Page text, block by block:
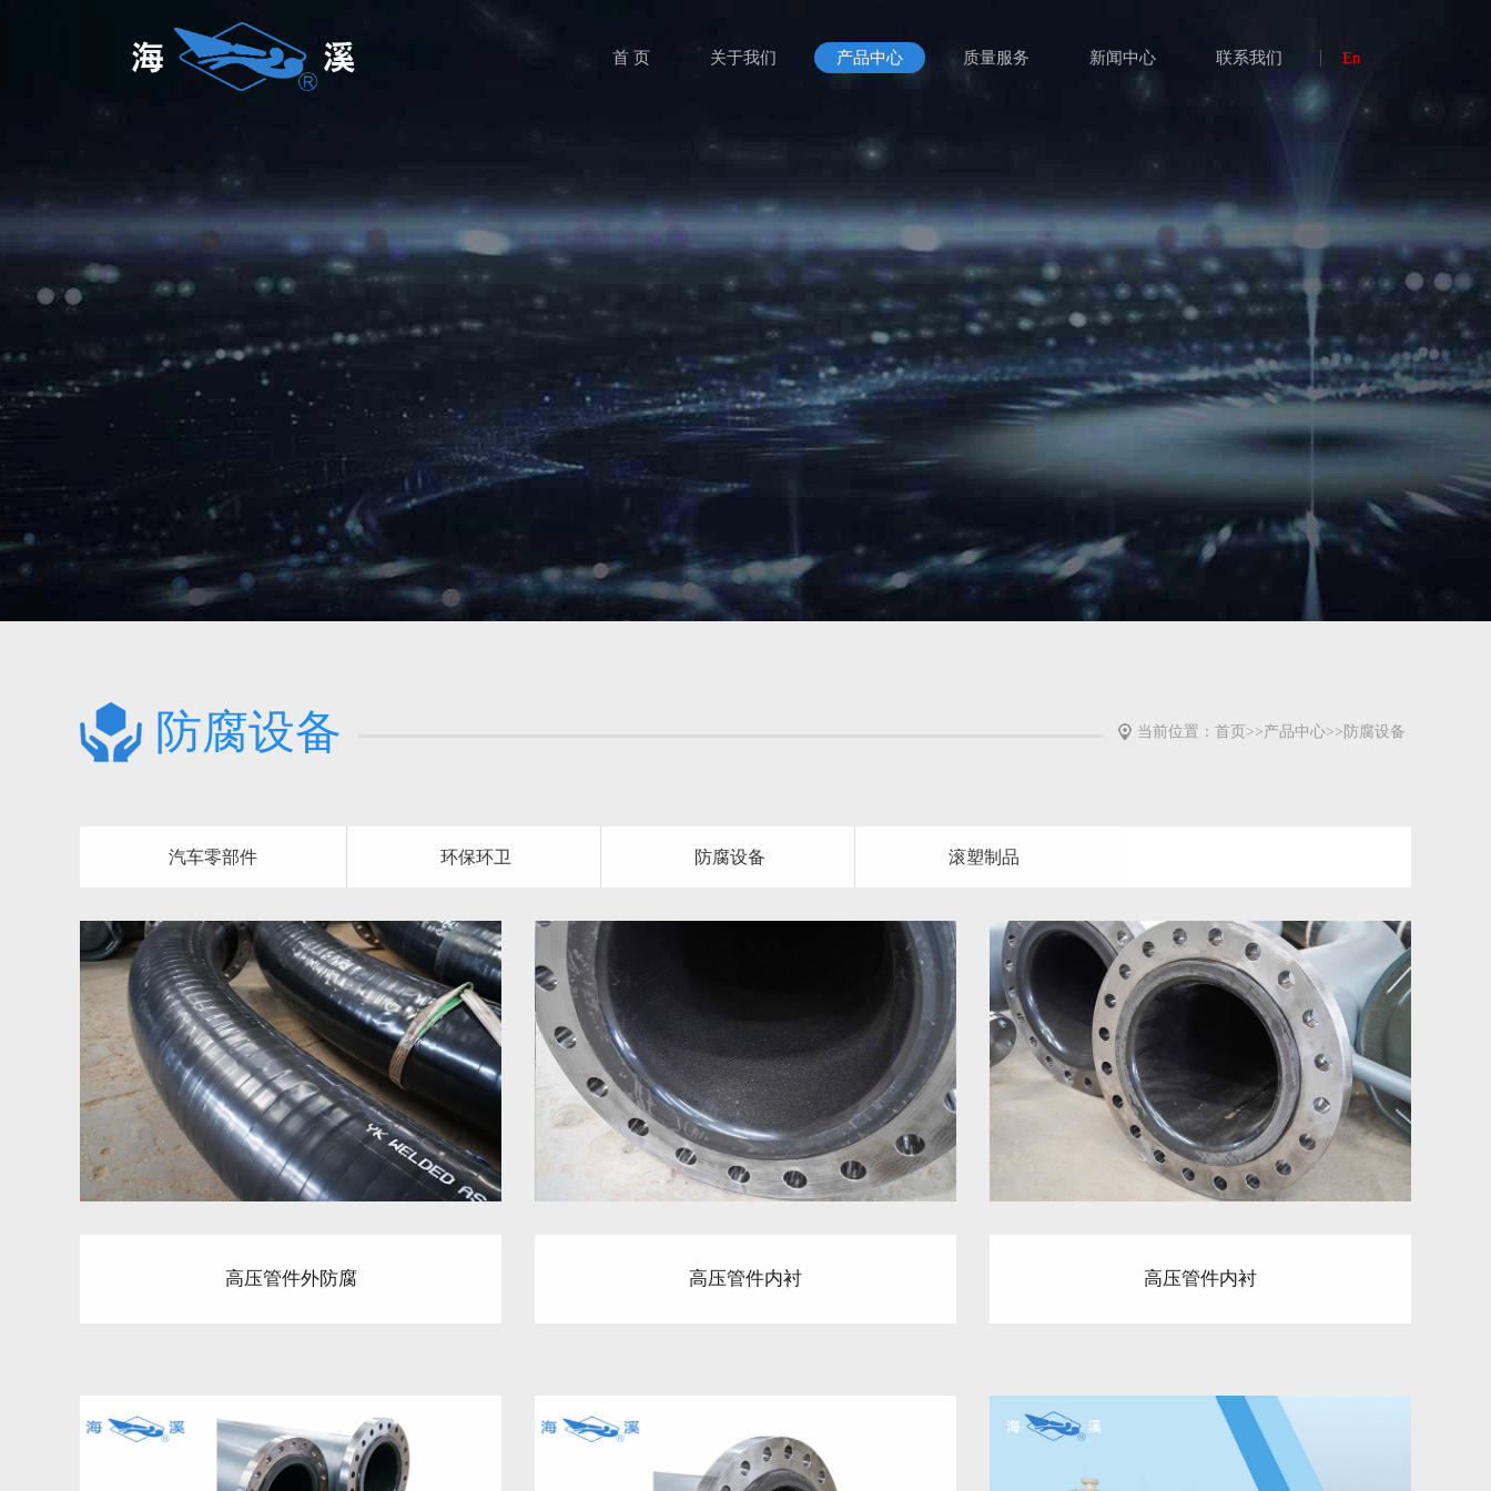
首 页 关于我们 产品中心 质量服务 新闻中心 联系我们 En
防腐设备 当前位置： 首页 >>产品中心>> 防腐设备
汽车零部件 环保环卫 防腐设备 滚塑制品
高压管件外防腐 高压管件内衬 高压管件内衬